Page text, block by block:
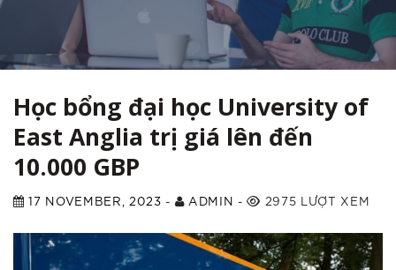
Học bổng đại học University of
East Anglia trị giá lên đến
10.000 GBP
17 NOVEMBER, 2023 - ADMIN - 2975 LƯỢT XEM